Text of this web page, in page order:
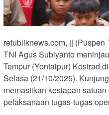
refubliknews.com, ||
TNI Agus Subiyanto
Tempur (Yontaipur) Kostrad
Selasa (21/10/2025).
memastikan kesiapan
pelaksanaan tugas-tugas